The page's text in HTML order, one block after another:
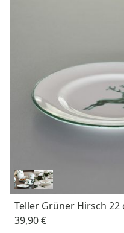
Teller Grüner Hirsch 22
39,90 €